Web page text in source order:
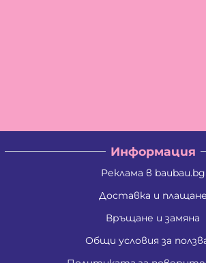
Информация
Реклама в baubau.bg
Доставка и плащане
Връщане и замяна
Общи условия за